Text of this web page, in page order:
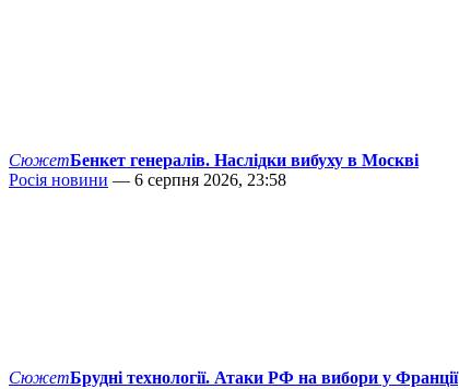
СюжетБенкет генералів. Наслідки вибуху в Москві
Росія новини — 6 серпня 2026, 23:58
СюжетБрудні технології. Атаки РФ на вибори у Франції